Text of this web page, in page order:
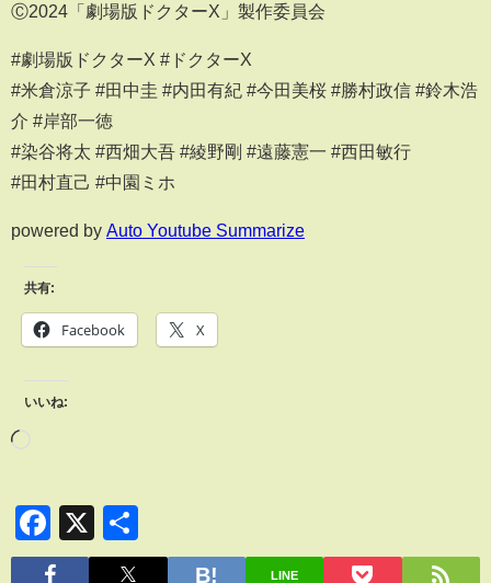
Ⓒ2024「劇場版ドクターX」製作委員会
#劇場版ドクターX #ドクターX
#米倉涼子 #田中圭 #内田有紀 #今田美桜 #勝村政信 #鈴木浩
介 #岸部一徳
#染谷将太 #西畑大吾 #綾野剛 #遠藤憲一 #西田敏行
#田村直己 #中園ミホ
powered by Auto Youtube Summarize
共有:
Facebook X
いいね:
Facebook
X
有
LINE